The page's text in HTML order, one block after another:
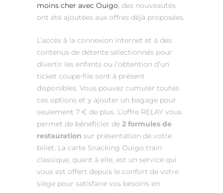
moins cher avec Ouigo, des nouveautés
ont été ajoutées aux offres déjà proposées.
L’accès à la connexion internet et à des
contenus de détente sélectionnés pour
divertir les enfants ou l’obtention d’un
ticket coupe-file sont à présent
disponibles. Vous pouvez cumuler toutes
ces options et y ajouter un bagage pour
seulement 7 € de plus. L’offre RELAY vous
permet de bénéficier de 2 formules de
restauration sur présentation de votre
billet. La carte Snacking Ouigo train
classique, quant à elle, est un service qui
vous est offert depuis le confort de votre
siège pour satisfaire vos besoins en